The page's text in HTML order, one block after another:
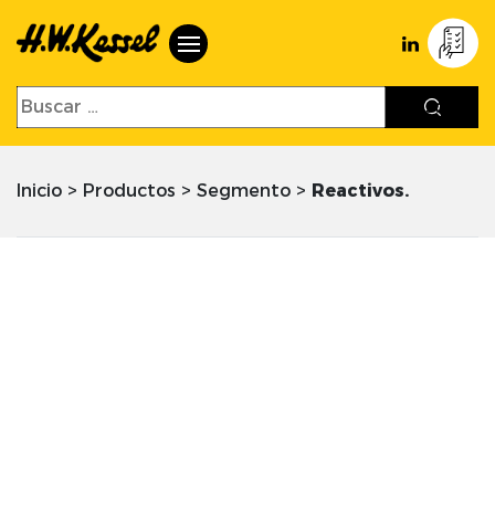
Inicio > Productos > Segmento > Reactivos.